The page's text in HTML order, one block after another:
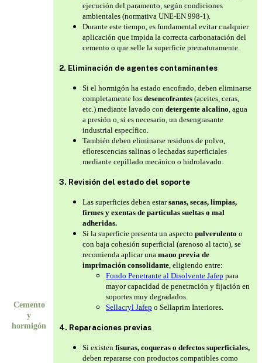
Cemento
y
hormigón
ejecución del paramento, según condiciones
ambientales (normativa UNE-EN 998-1).
Durante este tiempo, es fundamental evitar cualquier
aplicación que impida la correcta carbonatación del
cemento o que selle la superficie prematuramente.
2. Eliminación de agentes contaminantes
Si el hormigón ha estado encofrado, deben eliminarse
completamente los desencofrantes (aceites, ceras,
etc.) mediante lavado con detergente alcalino , agua
a presión o, si es necesario, un desengrasante
industrial específico.
También deben eliminarse residuos de polvo,
eflorescencias salinas o lechadas superficiales
mediante cepillado mecánico o hidrolavado.
3. Revisión del estado del soporte
Las superficies deben estarsanas, secas, limpias,
firmes y exentas de partículas sueltas o mal
adheridas.
Si la superficie presenta un aspecto pulverulento o
con baja cohesión superficial (arenoso al tacto), se
recomienda aplicar una mano previa de
imprimación consolidante , eligiendo entre:
Fondo Penetrante al Disolvente Jafep para
mayor capacidad de penetración y fijación en
soportes muy degradados.
Sellacryl Jafep o Sellaprim Interiores.
4. Reparaciones previas
Si existen fisuras, coqueras o defectos superficiales,
deben repararse con productos compatibles como